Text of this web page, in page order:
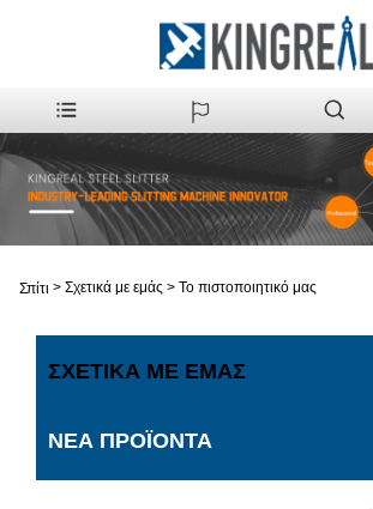
Σπίτι > Σχετικά με εμάς > Το πιστοποιητικό μας
ΣΧΕΤΙΚΆ ΜΕ ΕΜΆΣ
ΝΈΑ ΠΡΟΪΌΝΤΑ